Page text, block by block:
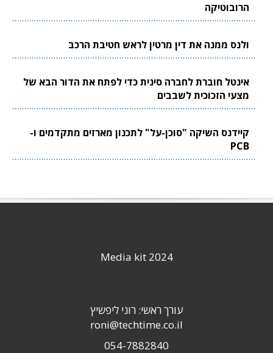
הרובוטיקה
ולנס ממנה את דין מרטין לראש חטיבת הרכב
אינטל חוברת לחברה סינית כדי לפתח את הדור הבא של
מצעי הזכוכית לשבבים
קיידנס השיקה "סוכן-על" לתכנון מארזים מתקדמים ו-
PCB
Media kit 2024
עורך ראשי: רוני ליפשיץ
roni@techtime.co.il
054-7882840